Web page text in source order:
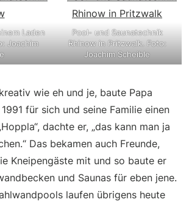
Laden
Joachim
Pool- und Saunatechnik
Rhinow in Pritzwalk. Foto:
Joachim Scheible
wie eh und je, ­baute Papa
für sich und seine Familie einen
dachte er, „das kann man ja
Das bekamen auch Freunde,
Kneipengäste mit und so baute er
und Saunas für eben jene.
laufen übrigens heute